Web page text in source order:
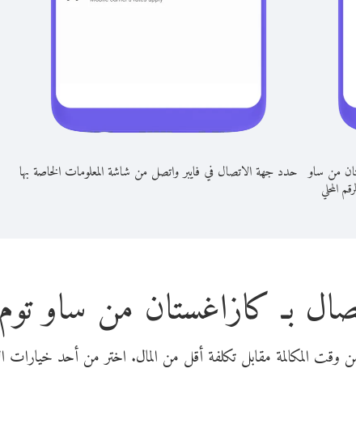
من ساو
المحلي
حدد جهة الاتصال في فايبر واتصل من شاشة المعلومات الخاصة بها
بـ كازاغستان من ساو